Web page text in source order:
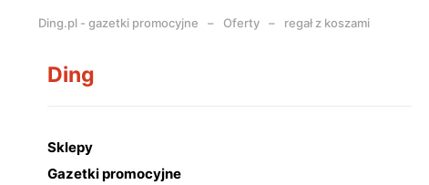
Ding.pl - gazetki promocyjne Oferty regał z koszami
Ding
Sklepy
Gazetki promocyjne